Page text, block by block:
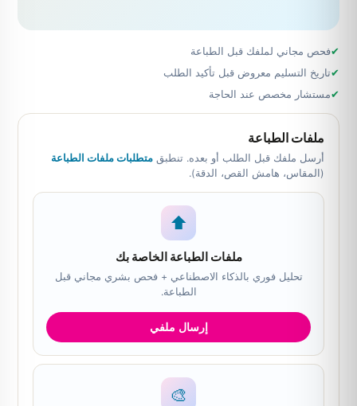
✔فحص مجاني لملفك قبل الطباعة
✔تاريخ التسليم معروض قبل تأكيد الطلب
✔مستشار مخصص عند الحاجة
ملفات الطباعة
أرسل ملفك قبل الطلب أو بعده. تنطبق متطلبات ملفات الطباعة
(المقاس، هامش القص، الدقة).
⬆
ملفات الطباعة الخاصة بك
تحليل فوري بالذكاء الاصطناعي + فحص بشري مجاني قبل
الطباعة.
إرسال ملفي
🎨